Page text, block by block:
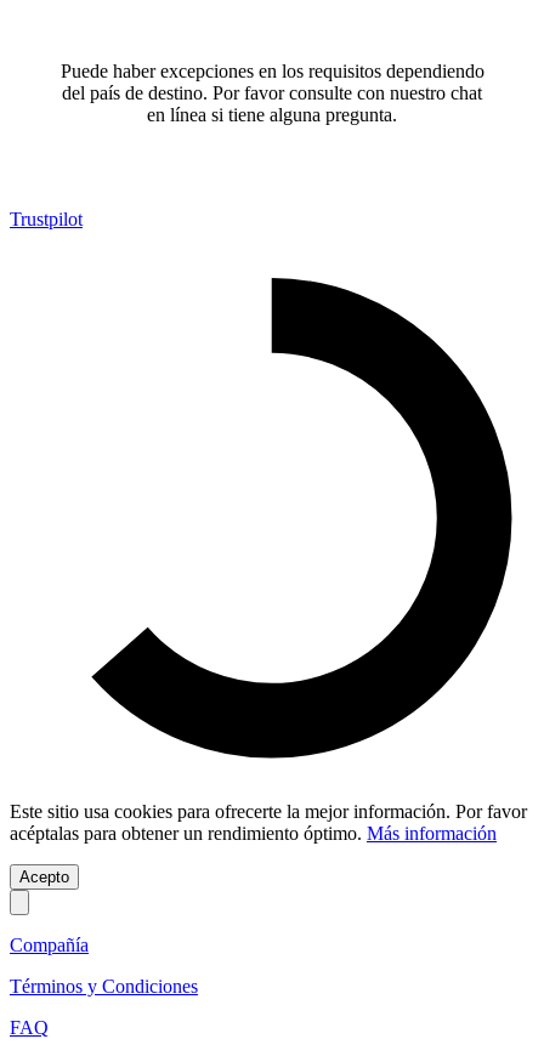
Puede haber excepciones en los requisitos dependiendo
del país de destino. Por favor consulte con nuestro chat
en línea si tiene alguna pregunta.
Trustpilot
Este sitio usa cookies para ofrecerte la mejor información. Por favor
acéptalas para obtener un rendimiento óptimo. Más información
Acepto
Compañía
Términos y Condiciones
FAQ